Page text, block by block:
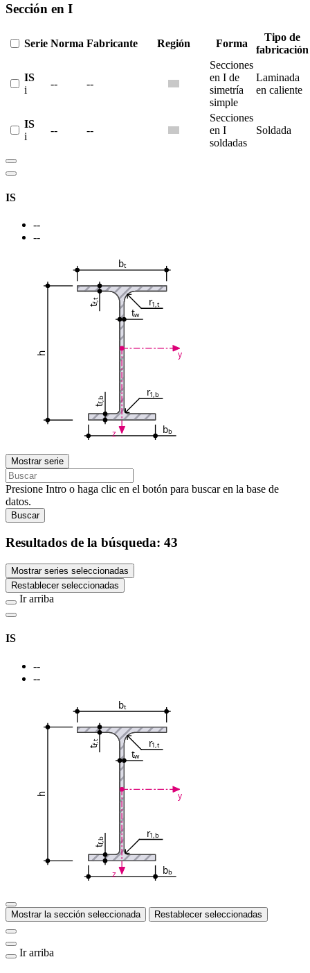
Sección en I
Serie Norma Fabricante Región Forma
Tipo de
fabricación
IS
i
-- --
Secciones
en I de
simetría
simple
Laminada
en caliente
IS
i
-- --
Secciones
en I
soldadas
Soldada
IS
--
--
bt
bb
h
t
f,t
t
f,b
tw
r1,t
r1,b
y
z
Mostrar serie
Presione Intro o haga clic en el botón para buscar en la base de
datos.
Buscar
Resultados de la búsqueda: 43
Mostrar series seleccionadas
Restablecer seleccionadas
Ir arriba
IS
--
--
bt
bb
h
t
f,t
t
f,b
tw
r1,t
r1,b
y
z
Mostrar la sección seleccionada Restablecer seleccionadas
Ir arriba